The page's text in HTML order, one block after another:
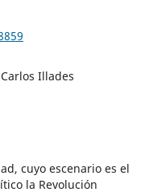
Illades
cuyo escenario es el
la Revolución